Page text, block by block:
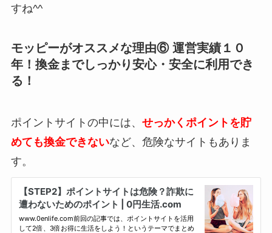
すね^^
モッピーがオススメな理由⑥ 運営実績１０
年！換金までしっかり安心・安全に利用でき
る！
ポイントサイトの中には、 せっかくポイントを貯
めても換金できないなど、危険なサイトもありま
す。